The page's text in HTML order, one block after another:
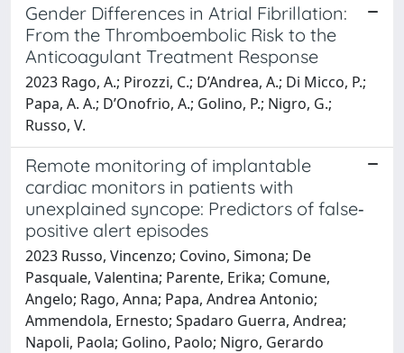
Gender Differences in Atrial Fibrillation:
From the Thromboembolic Risk to the
Anticoagulant Treatment Response
2023 Rago, A.; Pirozzi, C.; D’Andrea, A.; Di Micco, P.;
Papa, A. A.; D’Onofrio, A.; Golino, P.; Nigro, G.;
Russo, V.
Remote monitoring of implantable
cardiac monitors in patients with
unexplained syncope: Predictors of false‐
positive alert episodes
2023 Russo, Vincenzo; Covino, Simona; De
Pasquale, Valentina; Parente, Erika; Comune,
Angelo; Rago, Anna; Papa, Andrea Antonio;
Ammendola, Ernesto; Spadaro Guerra, Andrea;
Napoli, Paola; Golino, Paolo; Nigro, Gerardo